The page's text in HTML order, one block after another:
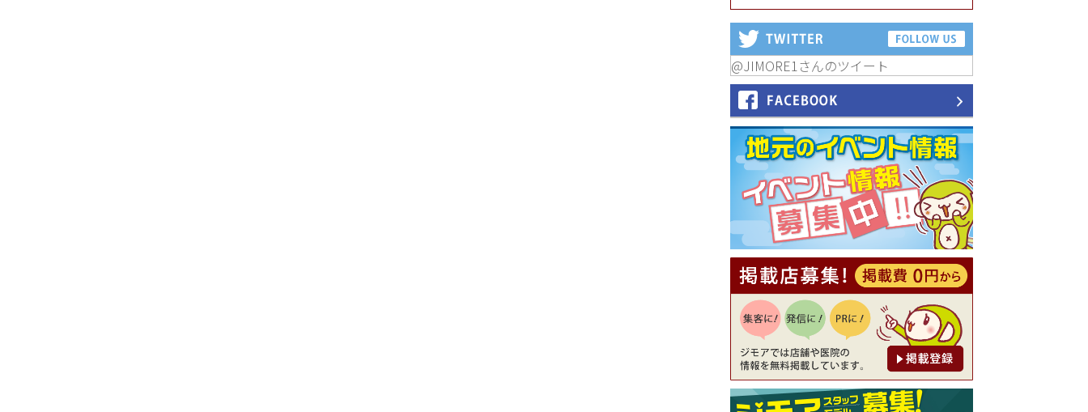
[有効期限]2026年9月30日まで
【ジモア限定①】初回割引 特
価 VIO脱毛11,000円⇒8,800円
（メンズ専門ワックス脱毛サ
ロン Mickle（ミックル））
【ジモア読者特典2】コース 3,
500円→3,000円（料理5品+2
時間飲み放題）（創作イタリ
アン Pia Cuore（ピアクオー
レ））
[有効期限]2026年9月30日
【ジモア読者特典1】料理全品
20％OFF ※18時以降（創作イ
タリアン Pia Cuore（ピアクオ
ーレ））
[有効期限]2026年9月30日
【ジモア限定②】初回割引 特
価 鼻毛脱毛 半額 2,200円⇒1,1
00円（メンズ専門ワックス脱
毛サロン Mickle（ミック
ル））
[有効期限]2026年9月30日
【ジモア限定特典①】まつ毛
カール 3,850円→ 2,750円（Pr
emiere（プルミエール））
[有効期限]2026年9月30日
@JIMORE1さんのツイート